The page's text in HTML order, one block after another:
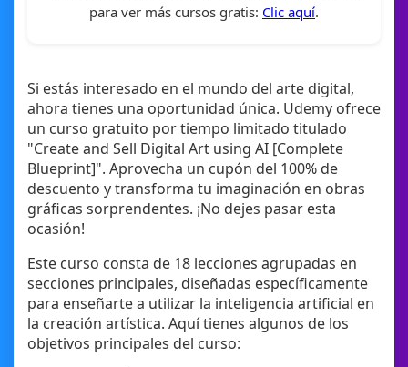
para ver más cursos gratis: Clic aquí.
Si estás interesado en el mundo del arte digital,
ahora tienes una oportunidad única. Udemy ofrece
un curso gratuito por tiempo limitado titulado
"Create and Sell Digital Art using AI [Complete
Blueprint]". Aprovecha un cupón del 100% de
descuento y transforma tu imaginación en obras
gráficas sorprendentes. ¡No dejes pasar esta
ocasión!
Este curso consta de 18 lecciones agrupadas en
secciones principales, diseñadas específicamente
para enseñarte a utilizar la inteligencia artificial en
la creación artística. Aquí tienes algunos de los
objetivos principales del curso: